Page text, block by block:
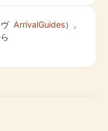
ArrivalGuides）。